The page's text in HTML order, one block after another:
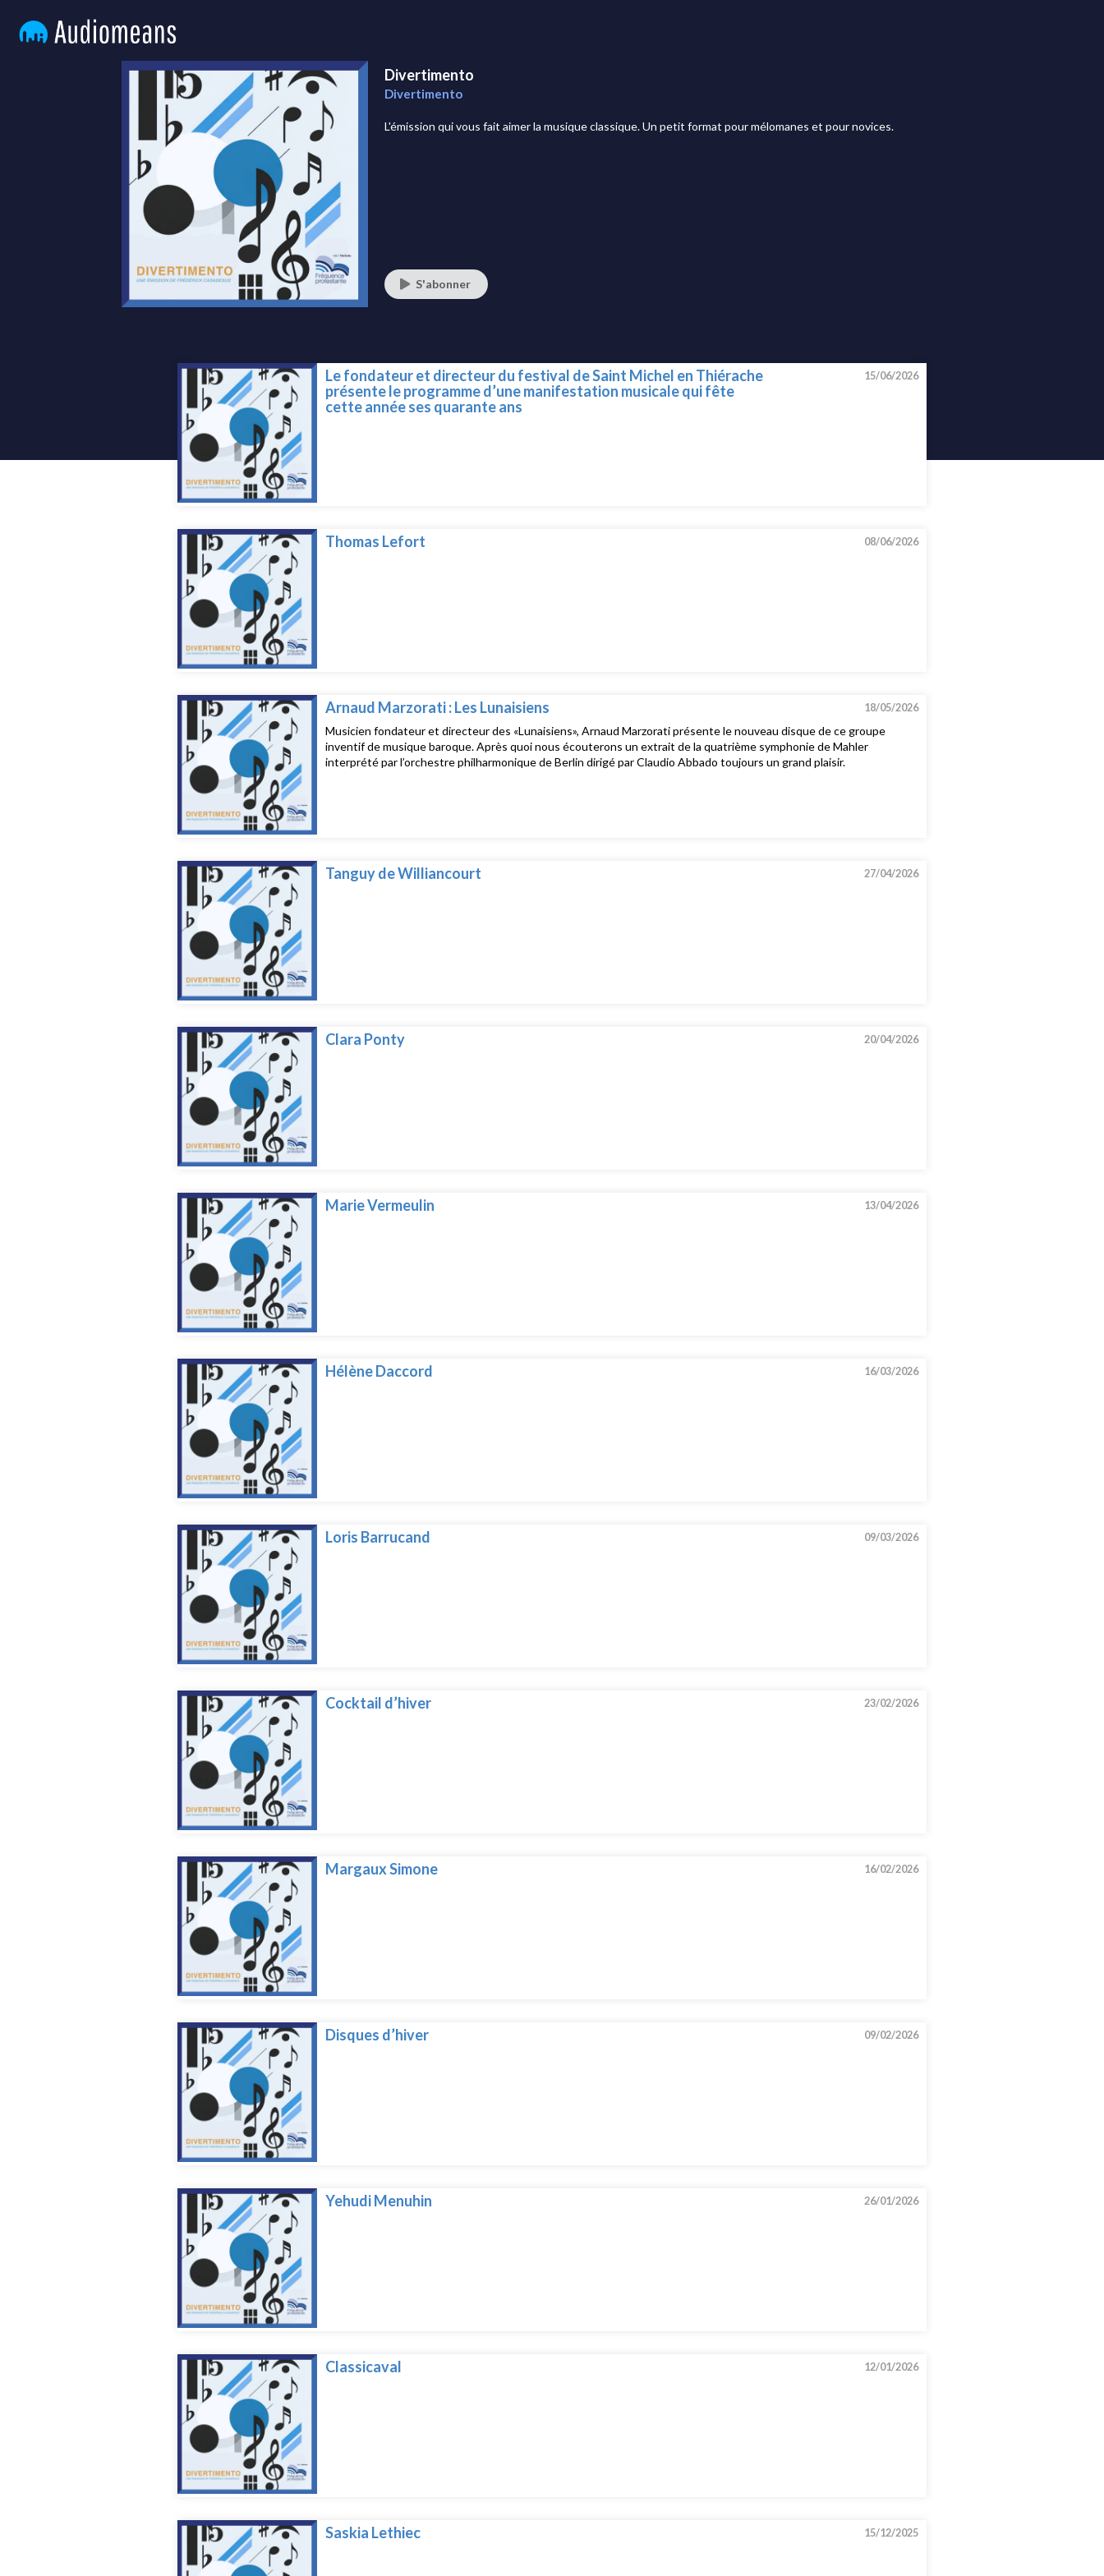
Divertimento
Divertimento
L'émission qui vous fait aimer la musique classique. Un petit format pour mélomanes et pour novices.
S'abonner
Le fondateur et directeur du festival de Saint Michel en Thiérache
présente le programme d’une manifestation musicale qui fête
cette année ses quarante ans
15/06/2026
Thomas Lefort 08/06/2026
Arnaud Marzorati : Les Lunaisiens 18/05/2026
Musicien fondateur et directeur des «Lunaisiens», Arnaud Marzorati présente le nouveau disque de ce groupe
inventif de musique baroque. Après quoi nous écouterons un extrait de la quatrième symphonie de Mahler
interprété par l’orchestre philharmonique de Berlin dirigé par Claudio Abbado toujours un grand plaisir.
Tanguy de Williancourt 27/04/2026
Clara Ponty 20/04/2026
Marie Vermeulin 13/04/2026
Hélène Daccord 16/03/2026
Loris Barrucand 09/03/2026
Cocktail d’hiver 23/02/2026
Margaux Simone 16/02/2026
Disques d’hiver 09/02/2026
Yehudi Menuhin 26/01/2026
Classicaval 12/01/2026
Saskia Lethiec 15/12/2025